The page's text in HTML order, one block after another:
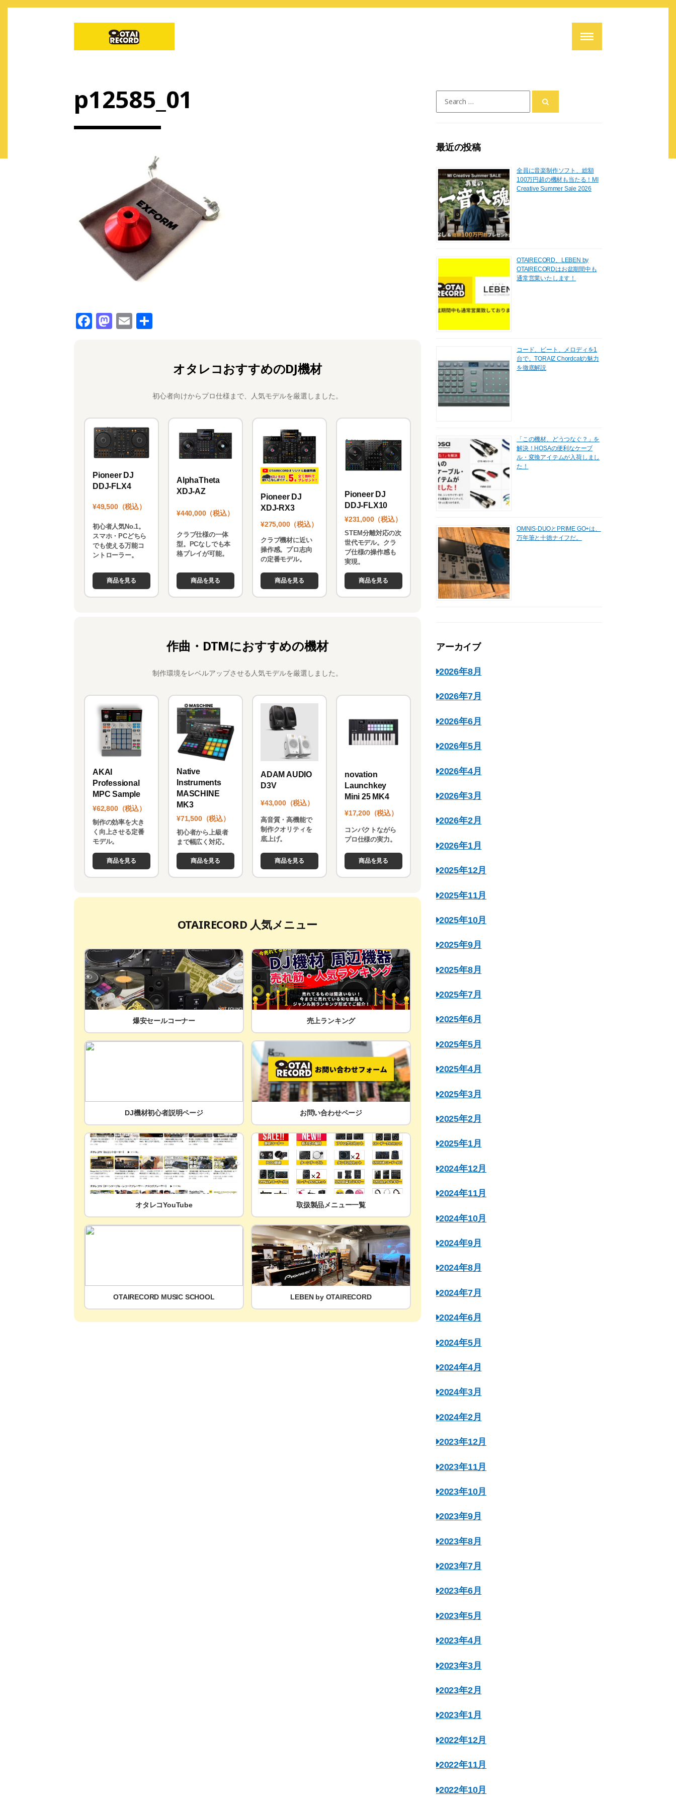
p12585_01
F
o
k
M
n
E
オタレコおすすめのDJ機材
初心者向けからプロ仕様まで、人気モデルを厳選しました。
Pioneer DJ
DDJ-FLX4
¥49,500（税込）
初心者人気No.1。
スマホ・PCどちら
でも使える万能コ
ントローラー。
商品を見る
AlphaTheta
XDJ-AZ
¥440,000（税込）
クラブ仕様の一体
型。PCなしでも本
格プレイが可能。
商品を見る
Pioneer DJ
XDJ-RX3
¥275,000（税込）
クラブ機材に近い
操作感。プロ志向
の定番モデル。
商品を見る
Pioneer DJ
DDJ-FLX10
¥231,000（税込）
STEM分離対応の次
世代モデル。クラ
ブ仕様の操作感も
実現。
商品を見る
作曲・DTMにおすすめの機材
制作環境をレベルアップさせる人気モデルを厳選しました。
AKAI
Professional
MPC Sample
¥62,800（税込）
制作の効率を大き
く向上させる定番
モデル。
商品を見る
Native
Instruments
MASCHINE
MK3
¥71,500（税込）
初心者から上級者
まで幅広く対応。
商品を見る
ADAM AUDIO
D3V
¥43,000（税込）
高音質・高機能で
制作クオリティを
底上げ。
商品を見る
novation
Launchkey
Mini 25 MK4
¥17,200（税込）
コンパクトながら
プロ仕様の実力。
商品を見る
OTAIRECORD 人気メニュー
爆安セールコーナー 売上ランキング
DJ機材初心者説明ページ お問い合わせページ
オタレコYouTube 取扱製品メニュー一覧
OTAIRECORD MUSIC SCHOOL LEBEN by OTAIRECORD
for:
最近の投稿
全員に音楽制作ソフト、総額
100万円超の機材も当たる！MI
Creative Summer Sale 2026
OTAIRECORD、LEBEN by
OTAIRECORDはお盆期間中も
通常営業いたします！
コード、ビート、メロディを1
台で。TORAIZ Chordcatの魅力
を徹底解説
「この機材、どうつなぐ？」を
解決！HOSAの便利なケーブ
ル・変換アイテムが入荷しまし
た！
OMNIS-DUOとPRIME GO+は、
万年筆と十徳ナイフだ。
アーカイブ
2026年8月
2026年7月
2026年6月
2026年5月
2026年4月
2026年3月
2026年2月
2026年1月
2025年12月
2025年11月
2025年10月
2025年9月
2025年8月
2025年7月
2025年6月
2025年5月
2025年4月
2025年3月
2025年2月
2025年1月
2024年12月
2024年11月
2024年10月
2024年9月
2024年8月
2024年7月
2024年6月
2024年5月
2024年4月
2024年3月
2024年2月
2023年12月
2023年11月
2023年10月
2023年9月
2023年8月
2023年7月
2023年6月
2023年5月
2023年4月
2023年3月
2023年2月
2023年1月
2022年12月
2022年11月
2022年10月